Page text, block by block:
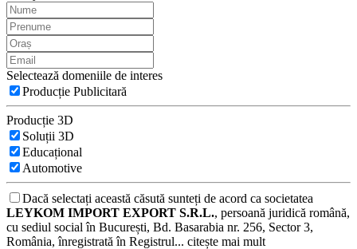
Selectează domeniile de interes
Producție Publicitară
Producție 3D
Soluții 3D
Educațional
Automotive
Dacă selectați această căsută sunteți de acord ca societatea
LEYKOM IMPORT EXPORT S.R.L., persoană juridică română,
cu sediul social în București, Bd. Basarabia nr. 256, Sector 3,
România, înregistrată în Registrul... citește mai mult